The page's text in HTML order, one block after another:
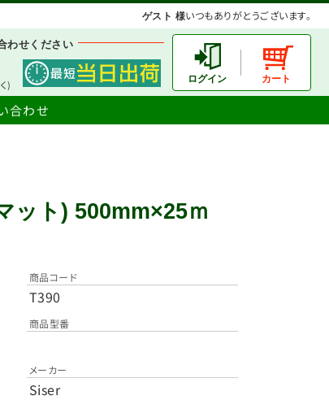
ゲスト 様いつもありがとうございます。
わせください
)
合わせ
ット) 500mm×25ｍ
商品コード
T390
商品型番
メーカー
Siser